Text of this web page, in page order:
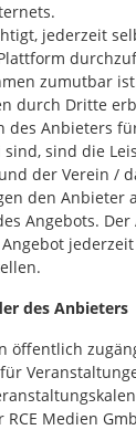
jederzeit
zumutbar
durch Dritte
des Anbieters
sind die
der Verein /
den Anbieter
Angebots.
des Anbieters
öffentlich
Medien